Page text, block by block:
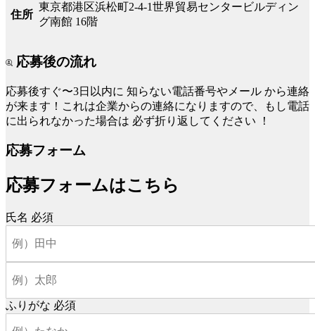
住所
東京都港区浜松町2-4-1世界貿易センタービルディン
グ南館 16階
応募後の流れ
応募後すぐ〜3日以内に 知らない電話番号やメール から連絡
が来ます！これは企業からの連絡になりますので、もし電話
に出られなかった場合は 必ず折り返してください ！
応募フォーム
応募フォームはこちら
氏名 必須
ふりがな 必須